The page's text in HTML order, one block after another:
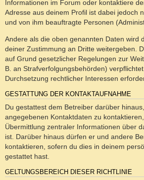
Informationen im Forum oder kontaktiere
Adresse aus deinem Profil ist dabei jedoch
und von ihm beauftragte Personen
Andere als die oben genannten Daten wird
deiner Zustimmung an Dritte weitergeben.
auf Grund gesetzlicher Regelungen zur
B. an Strafverfolgungsbehörden)
Durchsetzung rechtlicher Interessen
GESTATTUNG DER KONTAKTAUFNAHME
Du gestattest dem Betreiber darüber
angegebenen Kontaktdaten zu
Übermittlung zentraler Informationen über
ist. Darüber hinaus dürfen er und andere
kontaktieren, sofern du dies in deinem
gestattet hast.
GELTUNGSBEREICH DIESER RICHTLINIE